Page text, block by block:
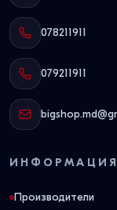
078211911
079211911
ИНФОРМАЦИЯ
Производители